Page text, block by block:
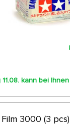
kann bei
3000 (3 pcs)